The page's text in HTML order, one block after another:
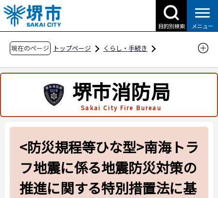
こ
の
ペ
の
で
目的別検索 メニュー
現在のページ トップページ
くらし・手続き
申請・届出用紙
石油コンビナート等災害防止法関係
<防災規程等ひな型>南海トラフ地震に係る地震
防災対策の推進に関する特別措置法に基づく南
海トラフ地震防災規程【消防計画・防災規程・
危害予防規程】
堺市消防局
Sakai City Fire Bureau
<防災規程等ひな型>南海トラ
フ地震に係る地震防災対策の
推進に関する特別措置法に基